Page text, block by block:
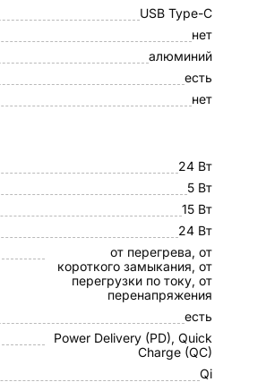
USB Type-C
нет
алюминий
есть
нет
24 Вт
5 Вт
15 Вт
24 Вт
от перегрева, от
короткого замыкания, от
перегрузки по току, от
перенапряжения
есть
Power Delivery (PD), Quick
Charge (QC)
Qi